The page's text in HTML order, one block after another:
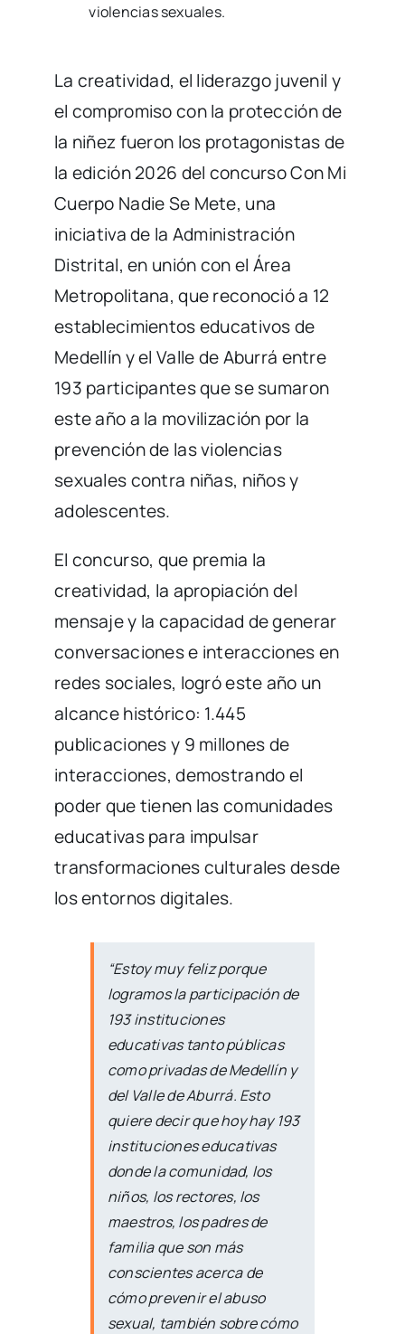
violencias sexuales.
La creatividad, el liderazgo juvenil y
el compromiso con la protección de
la niñez fueron los protagonistas de
la edición 2026 del concurso Con Mi
Cuerpo Nadie Se Mete, una
iniciativa de la Administración
Distrital, en unión con el Área
Metropolitana, que reconoció a 12
establecimientos educativos de
Medellín y el Valle de Aburrá entre
193 participantes que se sumaron
este año a la movilización por la
prevención de las violencias
sexuales contra niñas, niños y
adolescentes.
El concurso, que premia la
creatividad, la apropiación del
mensaje y la capacidad de generar
conversaciones e interacciones en
redes sociales, logró este año un
alcance histórico: 1.445
publicaciones y 9 millones de
interacciones, demostrando el
poder que tienen las comunidades
educativas para impulsar
transformaciones culturales desde
los entornos digitales.
“Estoy muy feliz porque
logramos la participación de
193 instituciones
educativas tanto públicas
como privadas de Medellín y
del Valle de Aburrá. Esto
quiere decir que hoy hay 193
instituciones educativas
donde la comunidad, los
niños, los rectores, los
maestros, los padres de
familia que son más
conscientes acerca de
cómo prevenir el abuso
sexual, también sobre cómo